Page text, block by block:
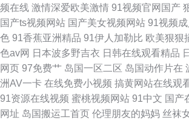
频在线 激情深爱欧美激情 91视频官网国产
国产ts视频网站 国产美女视频网站 91视频
色 91香蕉亚洲精品 91伊人加勒比 欧美狠狠
色av网 日本波多野吉衣 日韩在线观看精品
网页 97免费艹 岛国一区二区 岛国动作片在
洲AV一卡 在线免费小视频 搞黄网站在线观
91资源在线视频 蜜桃视频网站 91中文 国产
网址 岛国搬运工首页 伦理朋友的妈妈 丝袜